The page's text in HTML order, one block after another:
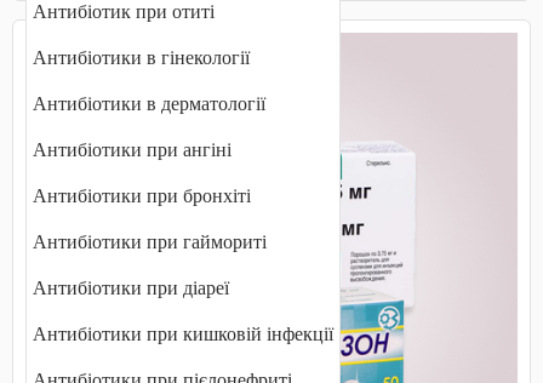
Антибіотик при отиті
Антибіотики в гінекології
Антибіотики в дерматології
Антибіотики при ангіні
Антибіотики при бронхіті
Антибіотики при гаймориті
Антибіотики при діареї
Антибіотики при кишковій інфекції